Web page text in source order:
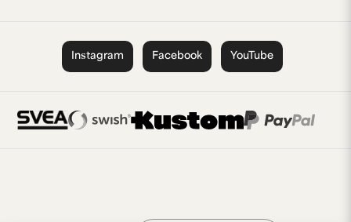
Instagram Facebook YouTube